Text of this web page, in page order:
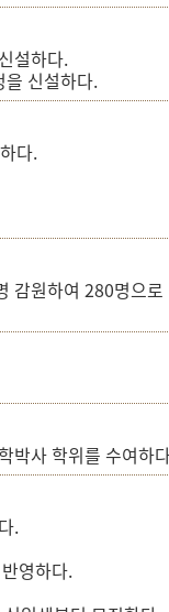
설하다.
을 신설하다.
다.
감원하여 280명으로
박사 학위를 수여하
.
영하다.